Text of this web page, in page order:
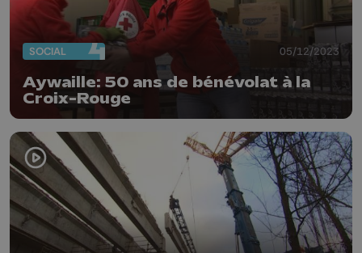
SOCIAL 05/12/2023
Aywaille: 50 ans de bénévolat à la
Croix-Rouge